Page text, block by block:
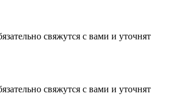
свяжутся с вами и уточнят
свяжутся с вами и уточнят